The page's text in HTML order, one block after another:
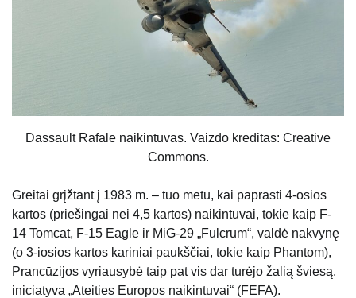
Dassault Rafale naikintuvas. Vaizdo kreditas: Creative
Commons.
Greitai grįžtant į 1983 m. – tuo metu, kai paprasti 4-osios
kartos (priešingai nei 4,5 kartos) naikintuvai, tokie kaip F-
14 Tomcat, F-15 Eagle ir MiG-29 „Fulcrum“, valdė nakvynę
(o 3-iosios kartos kariniai paukščiai, tokie kaip Phantom),
Prancūzijos vyriausybė taip pat vis dar turėjo žalią šviesą.
iniciatyva „Ateities Europos naikintuvai“ (FEFA).